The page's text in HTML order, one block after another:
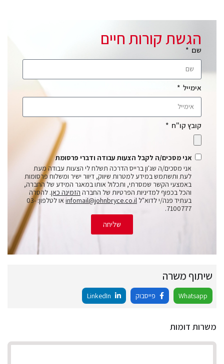
הגשת קורות חיים
שם
אימייל
קובץ קו"ח
אני מסכים/ה לקבל הצעות עבודה ודברי פרסומת
אני מסכים/ה שג'ון ברייס הדרכה תשלח לי הצעות עבודה מעת
לעת ותשתמש במידע למטרות שיווק, דיוור ישיר ומשלוח פרסומות
באמצעי הקשר שמסרתי, ותכלול אותו במאגר המידע של החברה,
והכל בכפוף למדיניות הפרטיות של החברה הזמינה כאן. להסרה
בעתיד פנה/י לדוא"ל infomail@johnbryce.co.il
או לטלפון: 03-
7100777.
שליחה
שיתוף משרה
Whatsapp פייסבוק
משרות דומות